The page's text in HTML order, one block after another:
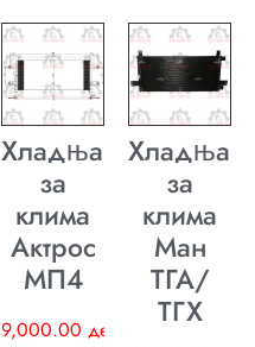
Хладњак
за
клима
Актрос
МП4
9,000.00 ден
Хладњак
за
клима
Ман
ТГА/
ТГХ